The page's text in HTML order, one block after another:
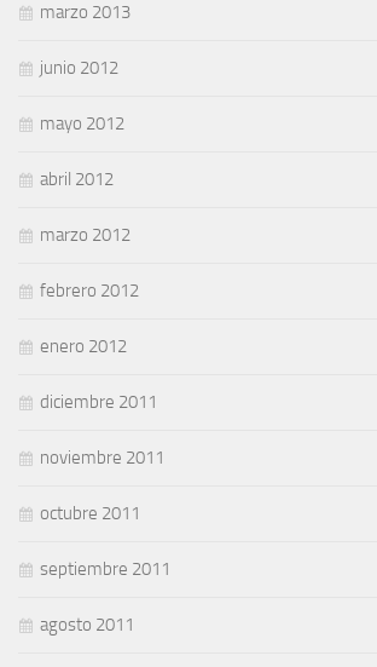
marzo 2013
junio 2012
mayo 2012
abril 2012
marzo 2012
febrero 2012
enero 2012
diciembre 2011
noviembre 2011
octubre 2011
septiembre 2011
agosto 2011